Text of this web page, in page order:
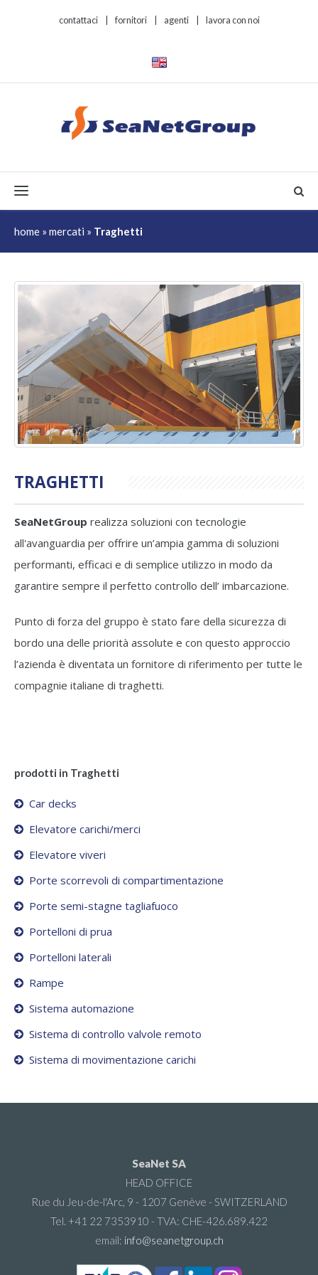
contattaci fornitori agenti lavora con noi
Toggle navigation
home » mercati » Traghetti
TRAGHETTI
SeaNetGroup realizza soluzioni con tecnologie
all'avanguardia per offrire un’ampia gamma di soluzioni
performanti, efficaci e di semplice utilizzo in modo da
garantire sempre il perfetto controllo dell’ imbarcazione.
Punto di forza del gruppo è stato fare della sicurezza di
bordo una delle priorità assolute e con questo approccio
l’azienda è diventata un fornitore di riferimento per tutte le
compagnie italiane di traghetti.
prodotti in Traghetti
Car decks
Elevatore carichi/merci
Elevatore viveri
Porte scorrevoli di compartimentazione
Porte semi-stagne tagliafuoco
Portelloni di prua
Portelloni laterali
Rampe
Sistema automazione
Sistema di controllo valvole remoto
Sistema di movimentazione carichi
SeaNet SA
HEAD OFFICE
Rue du Jeu-de-l'Arc, 9 - 1207 Genève - SWITZERLAND
Tel. +41 22 7353910 - TVA: CHE-426.689.422
email: info@seanetgroup.ch